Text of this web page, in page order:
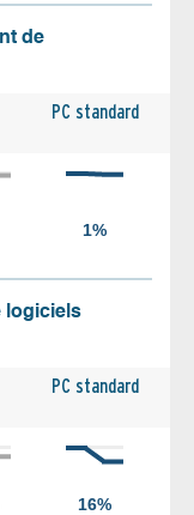
de
PC standard
logiciels
PC standard